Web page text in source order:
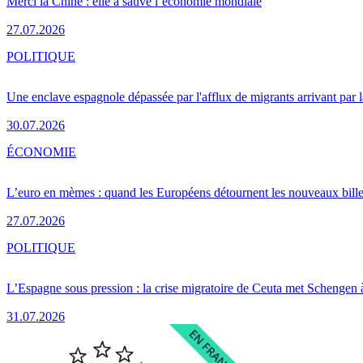
27.07.2026
Une enclave espagnole dépassée par l'afflux de migrants arrivant par
30.07.2026
POLITIQUE
L’euro en mèmes : quand les Européens détournent les nouveaux
27.07.2026
ÉCONOMIE
L’Espagne sous pression : la crise migratoire de Ceuta met Schengen
31.07.2026
POLITIQUE